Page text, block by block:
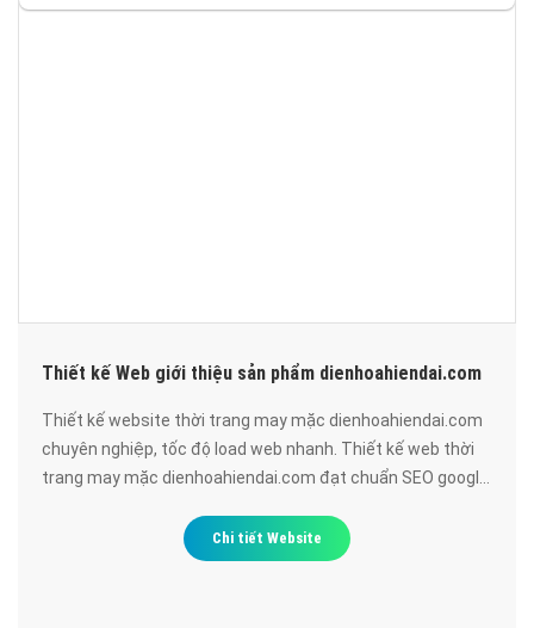
Thiết kế Web giới thiệu sản phẩm dienhoahiendai.com
Thiết kế website thời trang may mặc dienhoahiendai.com
chuyên nghiệp, tốc độ load web nhanh. Thiết kế web thời
trang may mặc dienhoahiendai.com đạt chuẩn SEO google,
Chi tiết Website